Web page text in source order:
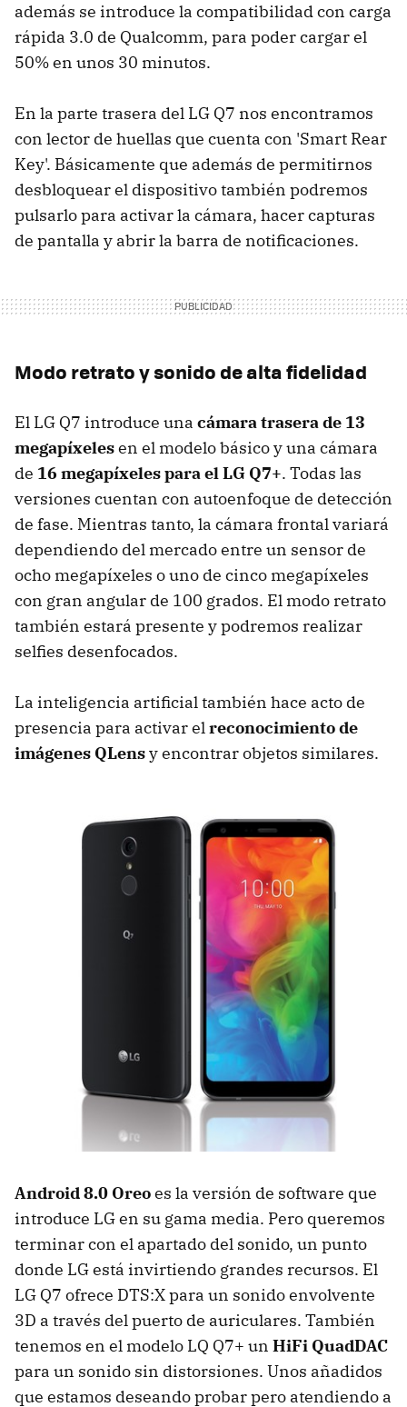
además se introduce la compatibilidad con carga
rápida 3.0 de Qualcomm, para poder cargar el
50% en unos 30 minutos.
En la parte trasera del LG Q7 nos encontramos
con lector de huellas que cuenta con 'Smart Rear
Key'. Básicamente que además de permitirnos
desbloquear el dispositivo también podremos
pulsarlo para activar la cámara, hacer capturas
de pantalla y abrir la barra de notificaciones.
Modo retrato y sonido de alta fidelidad
El LG Q7 introduce una cámara trasera de 13
megapíxelesen el modelo básico y una cámara
de 16 megapíxeles para el LG Q7+. Todas las
versiones cuentan con autoenfoque de detección
de fase. Mientras tanto, la cámara frontal variará
dependiendo del mercado entre un sensor de
ocho megapíxeles o uno de cinco megapíxeles
con gran angular de 100 grados. El modo retrato
también estará presente y podremos realizar
selfies desenfocados.
La inteligencia artificial también hace acto de
presencia para activar elreconocimiento de
imágenes QLensy encontrar objetos similares.
Android 8.0 Oreoes la versión de software que
introduce LG en su gama media. Pero queremos
terminar con el apartado del sonido, un punto
donde LG está invirtiendo grandes recursos. El
LG Q7 ofrece DTS:X para un sonido envolvente
3D a través del puerto de auriculares. También
tenemos en el modelo LQ Q7+ un HiFi QuadDAC
para un sonido sin distorsiones. Unos añadidos
que estamos deseando probar pero atendiendo a